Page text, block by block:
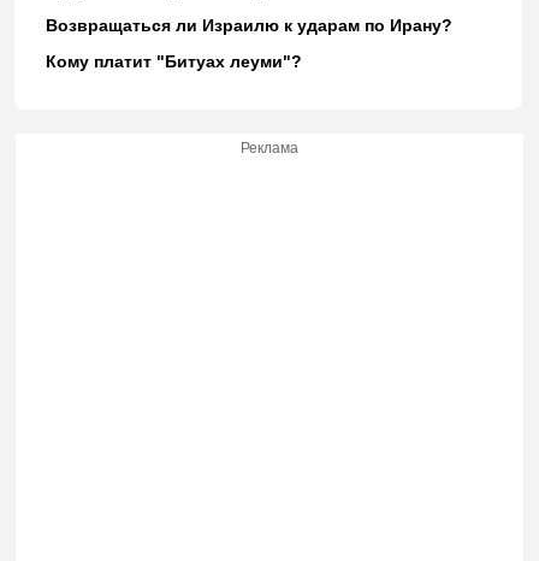
Возвращаться ли Израилю к ударам по Ирану?
Кому платит "Битуах леуми"?
Реклама